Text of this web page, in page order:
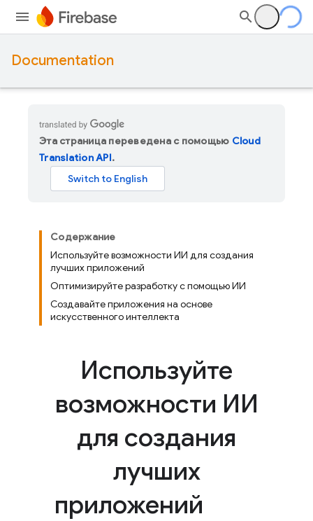
Documentation
Эта страница переведена с помощью Cloud
Translation API.
Содержание
Используйте возможности ИИ для создания
лучших приложений
Оптимизируйте разработку с помощью ИИ
Создавайте приложения на основе
искусственного интеллекта
Используйте
возможности ИИ
для создания
лучших
приложений